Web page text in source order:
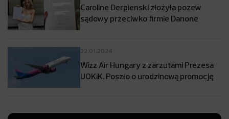
Caroline Derpienski złożyła pozew
sądowy przeciwko firmie Danone
22.01.2024
Wizz Air Hungary z zarzutami Prezesa
UOKiK. Poszło o urodzinową promocję